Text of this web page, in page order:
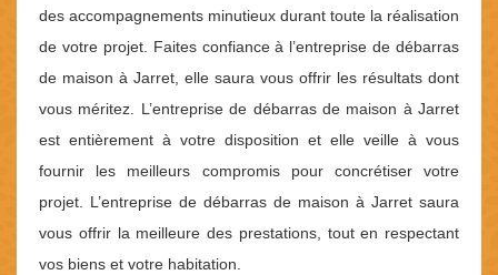
des accompagnements minutieux durant toute la réalisation
de votre projet. Faites confiance à l’entreprise de débarras
de maison à Jarret, elle saura vous offrir les résultats dont
vous méritez. L’entreprise de débarras de maison à Jarret
est entièrement à votre disposition et elle veille à vous
fournir les meilleurs compromis pour concrétiser votre
projet. L’entreprise de débarras de maison à Jarret saura
vous offrir la meilleure des prestations, tout en respectant
vos biens et votre habitation.